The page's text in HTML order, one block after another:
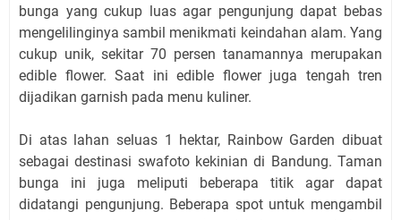
bunga yang cukup luas agar pengunjung dapat bebas
mengelilinginya sambil menikmati keindahan alam. Yang
cukup unik, sekitar 70 persen tanamannya merupakan
edible flower. Saat ini edible flower juga tengah tren
dijadikan garnish pada menu kuliner.
Di atas lahan seluas 1 hektar, Rainbow Garden dibuat
sebagai destinasi swafoto kekinian di Bandung. Taman
bunga ini juga meliputi beberapa titik agar dapat
didatangi pengunjung. Beberapa spot untuk mengambil